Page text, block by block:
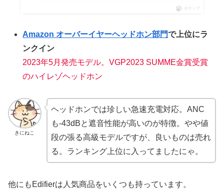
ポチップ
Amazon オーバーイヤーヘッドホン部門で上位にラ
ンクイン
2023年5月発売モデル。VGP2023 SUMME金賞受賞
のハイレゾヘッドホン
きにねこ
ヘッドホンでは珍しい急速充電対応。ANC
も-43dBと遮音性能が高いのが特徴。やや値
段の張る高級モデルですが、良いものは売れ
る。ランキング上位に入ってましたにゃ。
他にもEdifierは人気商品をいくつも持っています。